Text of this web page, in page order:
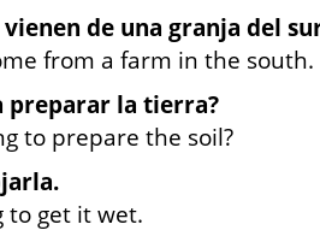
de una granja del
from a farm in the south.
preparar la tierra?
to prepare the soil?
to get it wet.